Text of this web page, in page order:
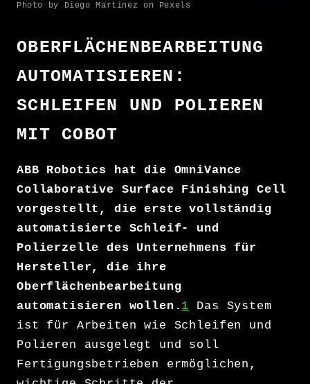
Photo by Diego Martinez on Pexels
OBERFLÄCHENBEARBEITUNG
AUTOMATISIEREN:
SCHLEIFEN UND POLIEREN
MIT COBOT
ABB Robotics hat die OmniVance
Collaborative Surface Finishing Cell
vorgestellt, die erste vollständig
automatisierte Schleif- und
Polierzelle des Unternehmens für
Hersteller, die ihre
Oberflächenbearbeitung
automatisieren wollen. 1 Das System
ist für Arbeiten wie Schleifen und
Polieren ausgelegt und soll
Fertigungsbetrieben ermöglichen,